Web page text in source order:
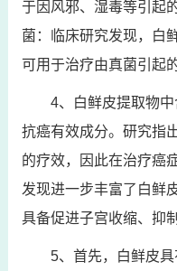
于因风邪、湿毒等引起
菌：临床研究发现，白
可用于治疗由真菌引起
4、白鲜皮提取物
抗癌有效成分。研究指
的疗效，因此在治疗癌
发现进一步丰富了白鲜
具备促进子宫收缩、抑
5、首先，白鲜皮具